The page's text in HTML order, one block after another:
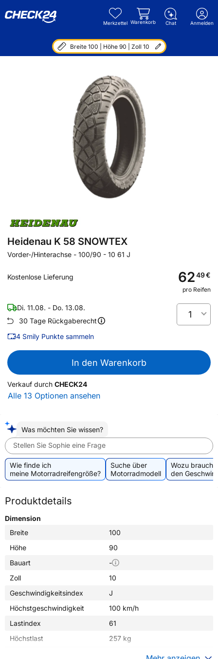
Merkzettel Warenkorb Chat Anmelden
Breite 100 | Höhe 90 | Zoll 10
Heidenau K 58 SNOWTEX
Vorder-/Hinterachse - 100/90 - 10 61 J
Kostenlose Lieferung 6249€
pro Reifen
Di. 11.08. - Do. 13.08.
30 Tage Rückgaberecht
4 Smily Punkte sammeln
1
In den Warenkorb
Verkauf durch CHECK24
Alle 13 Optionen ansehen
Was möchten Sie wissen?
Stellen Sie Sophie eine Frage
Wie finde ich
meine Motorradreifengröße?
Suche über
Motorradmodell
Wozu
den
Produktdetails
Dimension
Breite
100
Höhe
90
Bauart
-
Zoll
10
Geschwindigkeitsindex
J
Höchstgeschwindigkeit
100 km/h
Lastindex
61
Höchstlast
257 kg